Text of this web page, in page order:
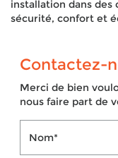
installation dans
sécurité, confort et
Contactez-
Merci de bien
nous faire part de